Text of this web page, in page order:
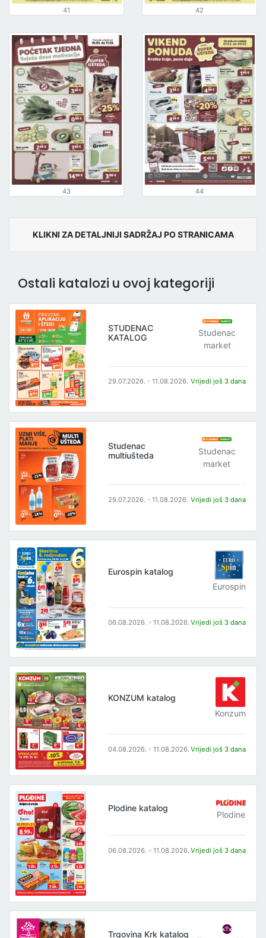
41 42
43 44
KLIKNI ZA DETALJNIJI SADRŽAJ PO STRANICAMA
Ostali katalozi u ovoj kategoriji
STUDENAC
KATALOG
Studenac
market
29.07.2026. - 11.08.2026. Vrijedi još 3 dana
Studenac
multiušteda
Studenac
market
29.07.2026. - 11.08.2026. Vrijedi još 3 dana
Eurospin katalog
Eurospin
06.08.2026. - 11.08.2026. Vrijedi još 3 dana
KONZUM katalog
Konzum
04.08.2026. - 11.08.2026. Vrijedi još 3 dana
Plodine katalog
Plodine
06.08.2026. - 11.08.2026. Vrijedi još 3 dana
Trgovina Krk katalog